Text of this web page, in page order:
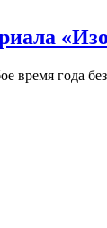
время года